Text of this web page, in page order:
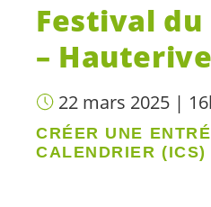
Festival
– Hauterive
22 mars 2025 |
CRÉER UNE
CALENDRIER (ICS)